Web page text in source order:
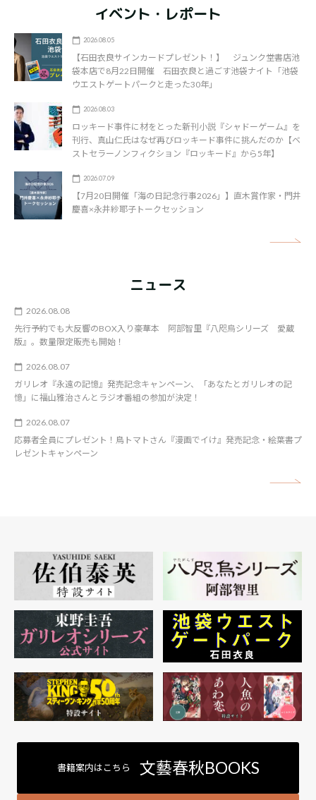
イベント・レポート
2026.08.05
【石田衣良サインカードプレゼント！】 ジュンク堂書店池
袋本店で8月22日開催 石田衣良と過ごす池袋ナイト「池袋
ウエストゲートパークと走った30年」
2026.08.03
ロッキード事件に材をとった新刊小説『シャドーゲーム』を
刊行、真山仁氏はなぜ再びロッキード事件に挑んだのか【ベ
ストセラーノンフィクション『ロッキード』から5年】
2026.07.09
【7月20日開催「海の日記念行事2026」】直木賞作家・門井
慶喜×永井紗耶子トークセッション
ニュース
2026.08.08
先行予約でも大反響のBOX入り豪華本 阿部智里『八咫烏シリーズ 愛蔵
版』。数量限定販売も開始！
2026.08.07
ガリレオ『永遠の記憶』発売記念キャンペーン、「あなたとガリレオの記
憶」に福山雅治さんとラジオ番組の参加が決定！
2026.08.07
応募者全員にプレゼント！鳥トマトさん『漫画でイけ』発売記念・絵葉書プ
レゼントキャンペーン
書籍案内はこちら 文藝春秋BOOKS